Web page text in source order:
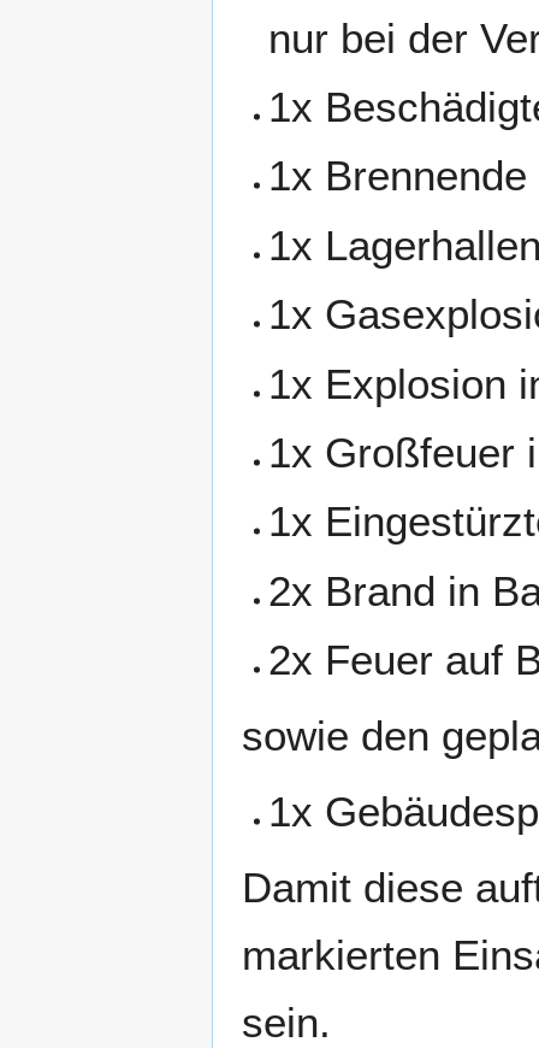
nur bei der
1x
1x
1x
1x
1x Explosion
1x Großfeuer
1x
2x Brand in
2x Feuer auf
sowie den
1x
Damit diese
markierten
sein.